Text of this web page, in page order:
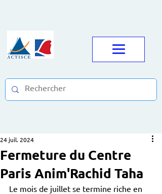
Fermeture du Centre
Paris Anim'Rachid Taha
24 juil. 2024
Le mois de juillet se termine riche en